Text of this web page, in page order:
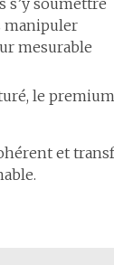
manipuler
mesurable
le
et